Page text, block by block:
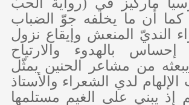
أن ما يخلفه جوّ الضباب
النديّ المنعش وإيقاع نزول
بالهدوء والارتياح
من مشاعر الحنين يمثّل
لدي الشعراء والأستاذ
إذ يبني على الغيم مستلمها